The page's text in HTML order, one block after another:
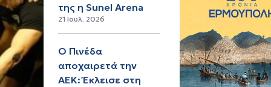
της η Sunel Arena
21 Ιουλ. 2026
Ο Πινέδα
αποχαιρετά την
ΑΕΚ: Έκλεισε στη